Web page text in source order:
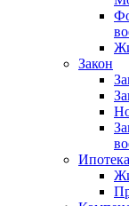
Закон
Ипотека